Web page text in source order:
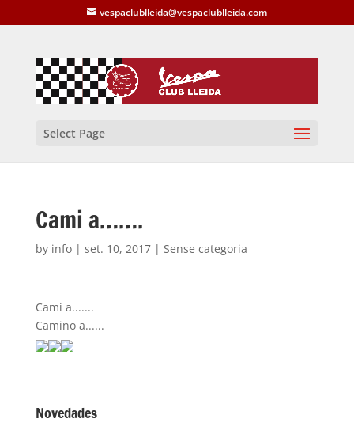
vespaclublleida@vespaclublleida.com
Select Page
Cami a…….
by info| set. 10, 2017| Sense categoria
Cami a.......
Camino a......
Novedades